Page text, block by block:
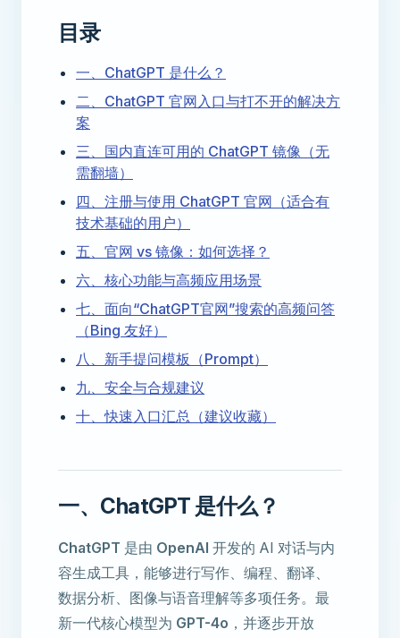
目录
一、ChatGPT 是什么？
二、ChatGPT 官网入口与打不开的解决方
案
三、国内直连可用的 ChatGPT 镜像（无
需翻墙）
四、注册与使用 ChatGPT 官网（适合有
技术基础的用户）
五、官网 vs 镜像：如何选择？
六、核心功能与高频应用场景
七、面向“ChatGPT官网”搜索的高频问答
（Bing 友好）
八、新手提问模板（Prompt）
九、安全与合规建议
十、快速入口汇总（建议收藏）
一、ChatGPT 是什么？
ChatGPT 是由 OpenAI 开发的 AI 对话与内
容生成工具，能够进行写作、编程、翻译、
数据分析、图像与语音理解等多项任务。最
新一代核心模型为 GPT-4o ，并逐步开放